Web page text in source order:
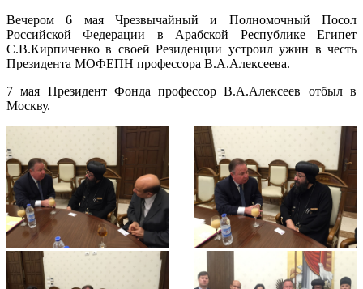
Вечером 6 мая Чрезвычайный и Полномочный Посол
Российской Федерации в Арабской Республике Египет
С.В.Кирпиченко в своей Резиденции устроил ужин в честь
Президента МОФЕПН профессора В.А.Алексеева.
7 мая Президент Фонда профессор В.А.Алексеев отбыл в
Москву.